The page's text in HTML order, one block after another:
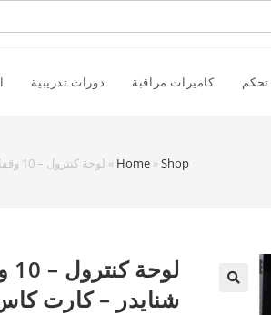
كاميرات مراقبة دورات تدريبية
Home »Shop
» لوحة كنترول – 10 وقفات – انفرتر شنايدر – كارت كاس
شنايدر – كارت